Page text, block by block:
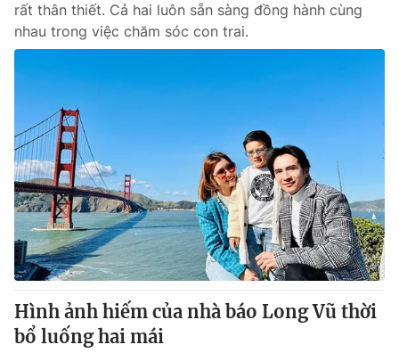
rất thân thiết. Cả hai luôn sẵn sàng đồng hành cùng
nhau trong việc chăm sóc con trai.
Hình ảnh hiếm của nhà báo Long Vũ thời
bổ luống hai mái